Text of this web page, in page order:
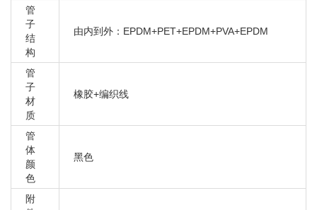
大众 amarok 2010
大众 amarok 2011
大众 辉昂3E9 2016-
大众 迈腾9X2 2007-2011 B6
大众 迈腾R36 2007-2010
大众 迈腾942 2011-2016 B7L
大众 帕萨特 2001-2009 B5
大众 帕萨特 2011-2012 B7
大众 amarok 2010
大众 amarok 2011
管
子
结
构
由内到外：EPDM+PET+EPDM+PVA+EPDM
管
子
材
质
橡胶+编织线
管
体
颜
色
黑色
附